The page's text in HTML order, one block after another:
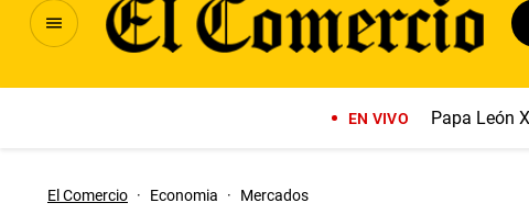
EN VIVO Papa León
El Comercio · Economia · Mercados